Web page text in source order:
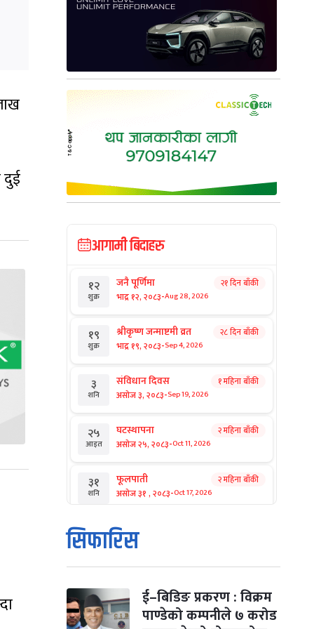
दुई
आगामी बिदाहरु
१२
शुक्र
जनै पूर्णिमा
भाद्र १२, २०८३-Aug 28, 2026
२१ दिन बाँकी
१९
शुक्र
श्रीकृष्ण जन्माष्टमी व्रत
भाद्र १९, २०८३-Sep 4, 2026
२८ दिन बाँकी
३
शनि
संविधान दिवस
असोज ३, २०८३-Sep 19, 2026
१ महिना बाँकी
२५
आइत
घटस्थापना
असोज २५, २०८३-Oct 11, 2026
२ महिना बाँकी
३१
शनि
फूलपाती
असोज ३१ , २०८३-Oct 17, 2026
२ महिना बाँकी
१
आइत
कार्तिक सङ्क्रान्ति
कार्तिक १, २०८३
मंगल कार्तिक ३, २०८३-Oct 20, 2026
सिफारिस
ई–बिडिङ प्रकरण : विक्रम
पाण्डेको कम्पनीले ७ करोड